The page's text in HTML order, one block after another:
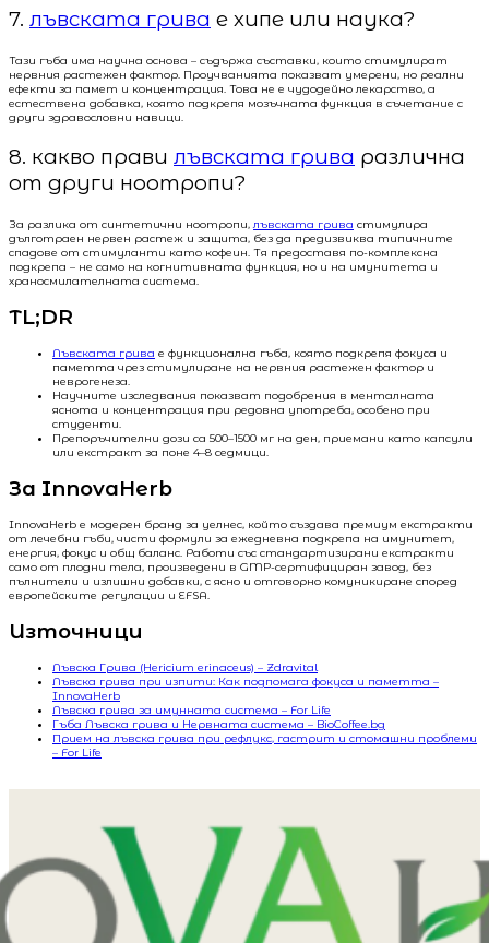
7. лъвската грива е хипе или наука?
Тази гъба има научна основа – съдържа съставки, които стимулират
нервния растежен фактор. Проучванията показват умерени, но реални
ефекти за памет и концентрация. Това не е чудодейно лекарство, а
естествена добавка, която подкрепя мозъчната функция в съчетание с
други здравословни навици.
8. какво прави лъвската грива различна
от други ноотропи?
За разлика от синтетични ноотропи,лъвската грива стимулира
дълготраен нервен растеж и защита, без да предизвиква типичните
спадове от стимуланти като кофеин. Тя предоставя по-комплексна
подкрепа – не само на когнитивната функция, но и на имунитета и
храносмилателната система.
TL;DR
Лъвската грива е функционална гъба, която подкрепя фокуса и
паметта чрез стимулиране на нервния растежен фактор и
неврогенеза.
Научните изследвания показват подобрения в менталната
яснота и концентрация при редовна употреба, особено при
студенти.
Препоръчителни дози са 500–1500 мг на ден, приемани като капсули
или екстракт за поне 4–8 седмици.
За InnovaHerb
InnovaHerb е модерен бранд за уелнес, който създава премиум екстракти
от лечебни гъби, чисти формули за ежедневна подкрепа на имунитет,
енергия, фокус и общ баланс. Работи със стандартизирани екстракти
само от плодни тела, произведени в GMP-сертифициран завод, без
пълнители и излишни добавки, с ясно и отговорно комуникиране според
европейските регулации и EFSA.
Източници
Лъвска Грива (Hericium erinaceus) – Zdravital
Лъвска грива при изпити: Как подпомага фокуса и паметта –
InnovaHerb
Лъвска грива за имунната система – For Life
Гъба Лъвска грива и Нервната система – BioCoffee.bg
Прием на лъвска грива при рефлукс, гастрит и стомашни проблеми
– For Life